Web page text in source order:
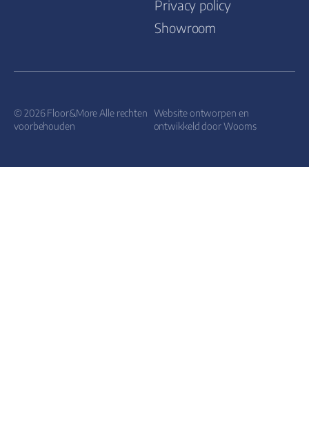
Privacy policy
Showroom
© 2026 Floor&More Alle rechten
voorbehouden
Website ontworpen en
ontwikkeld doorWooms